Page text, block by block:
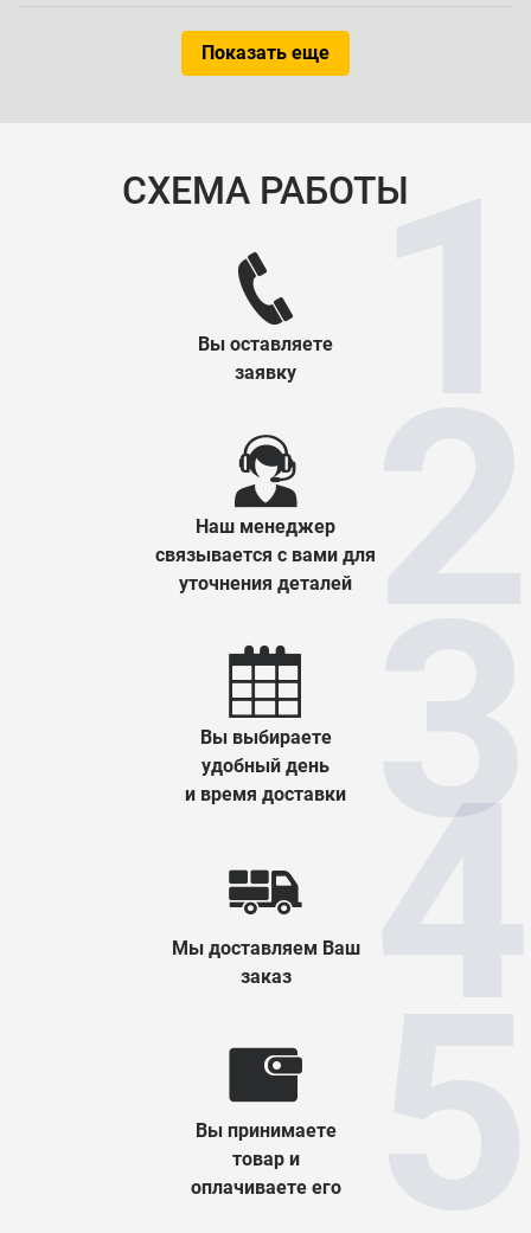
Показать еще
СХЕМА РАБОТЫ
Вы оставляете
заявку
Наш менеджер
связывается с вами для
уточнения деталей
Вы выбираете
удобный день
и время доставки
Мы доставляем Ваш
заказ
Вы принимаете
товар и
оплачиваете его